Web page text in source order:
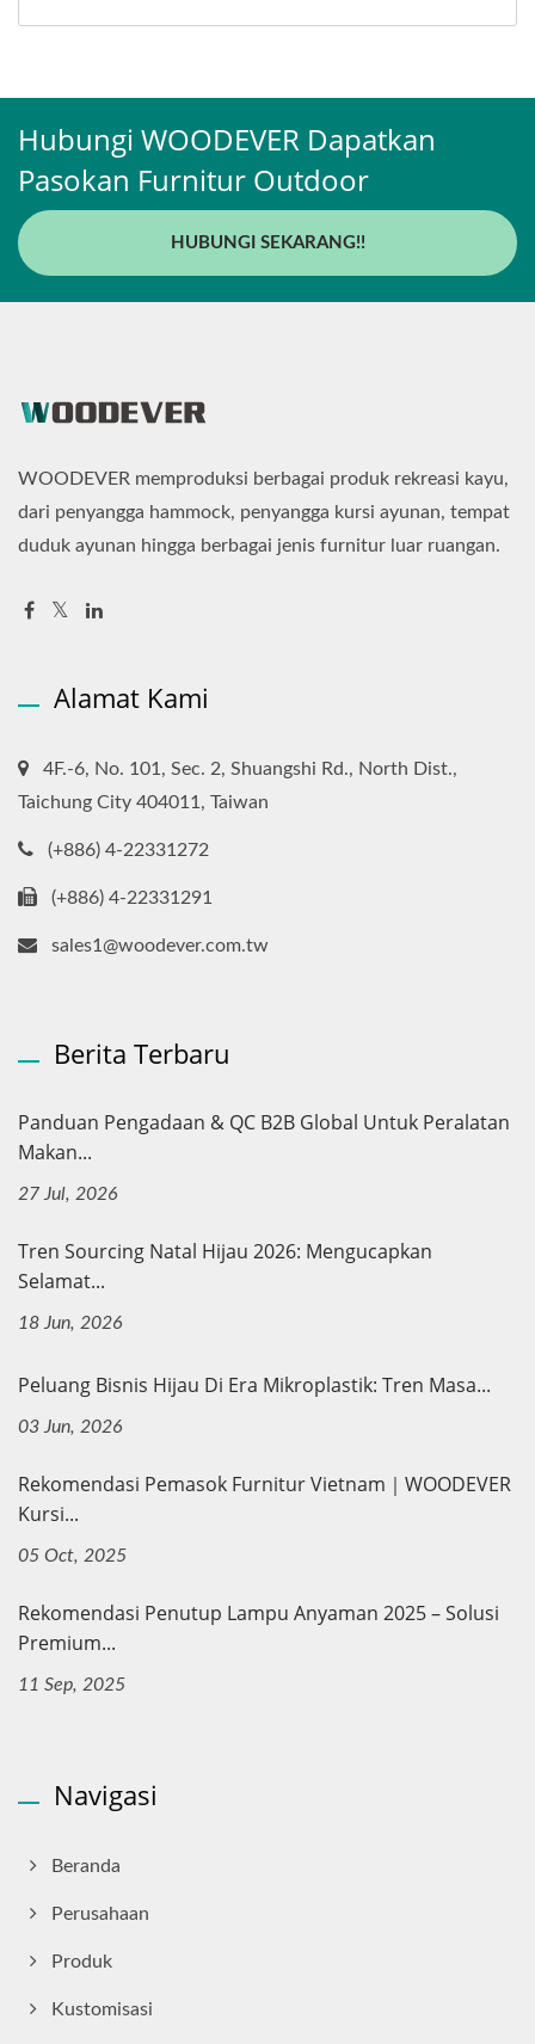
Hubungi WOODEVER Dapatkan
Pasokan Furnitur Outdoor
HUBUNGI SEKARANG!!
WOODEVER memproduksi berbagai produk rekreasi kayu,
dari penyangga hammock, penyangga kursi ayunan, tempat
duduk ayunan hingga berbagai jenis furnitur luar ruangan.
Alamat Kami
4F.-6, No. 101, Sec. 2, Shuangshi Rd., North Dist.,
Taichung City 404011, Taiwan
(+886) 4-22331272
(+886) 4-22331291
sales1@woodever.com.tw
Berita Terbaru
Panduan Pengadaan & QC B2B Global Untuk Peralatan
Makan...
27 Jul, 2026
Tren Sourcing Natal Hijau 2026: Mengucapkan
Selamat...
18 Jun, 2026
Peluang Bisnis Hijau Di Era Mikroplastik: Tren Masa...
03 Jun, 2026
Rekomendasi Pemasok Furnitur Vietnam｜WOODEVER
Kursi...
05 Oct, 2025
Rekomendasi Penutup Lampu Anyaman 2025 – Solusi
Premium...
11 Sep, 2025
Navigasi
Beranda
Perusahaan
Produk
Kustomisasi